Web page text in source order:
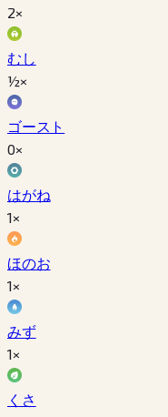
2×
むし
½×
ゴースト
0×
はがね
1×
ほのお
1×
みず
1×
くさ